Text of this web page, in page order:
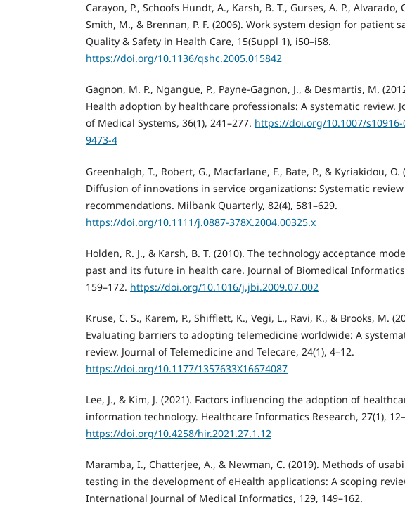
Carayon, P., Schoofs Hundt, A., Karsh, B. T., Gurses, A. P., Alvarado,
Smith, M., & Brennan, P. F. (2006). Work system design for patient
Quality & Safety in Health Care, 15(Suppl 1), i50–i58.
https://doi.org/10.1136/qshc.2005.015842
Gagnon, M. P., Ngangue, P., Payne-Gagnon, J., & Desmartis, M.
Health adoption by healthcare professionals: A systematic review.
of Medical Systems, 36(1), 241–277. https://doi.org/10.1007/s10916-
9473-4
Greenhalgh, T., Robert, G., Macfarlane, F., Bate, P., & Kyriakidou, O.
Diffusion of innovations in service organizations: Systematic
recommendations. Milbank Quarterly, 82(4), 581–629.
https://doi.org/10.1111/j.0887-378X.2004.00325.x
Holden, R. J., & Karsh, B. T. (2010). The technology acceptance
past and its future in health care. Journal of Biomedical
159–172. https://doi.org/10.1016/j.jbi.2009.07.002
Kruse, C. S., Karem, P., Shifflett, K., Vegi, L., Ravi, K., & Brooks, M.
Evaluating barriers to adopting telemedicine worldwide: A
review. Journal of Telemedicine and Telecare, 24(1), 4–12.
https://doi.org/10.1177/1357633X16674087
Lee, J., & Kim, J. (2021). Factors influencing the adoption of
information technology. Healthcare Informatics Research, 27(1),
https://doi.org/10.4258/hir.2021.27.1.12
Maramba, I., Chatterjee, A., & Newman, C. (2019). Methods of
testing in the development of eHealth applications: A scoping
International Journal of Medical Informatics, 129, 149–162.